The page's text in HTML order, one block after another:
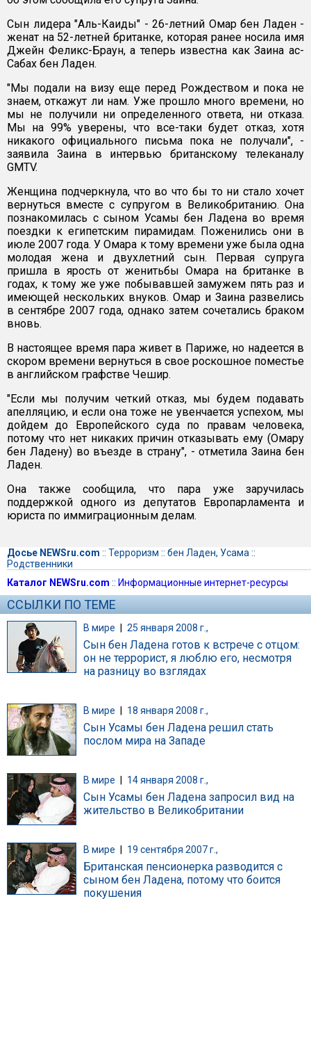
Сын лидера "Аль-Каиды" - 26-летний Омар бен Ладен -
женат на 52-летней британке, которая ранее носила имя
Джейн Феликс-Браун, а теперь известна как Заина ас-
Сабах бен Ладен.
"Мы подали на визу еще перед Рождеством и пока не
знаем, откажут ли нам. Уже прошло много времени, но
мы не получили ни определенного ответа, ни отказа.
Мы на 99% уверены, что все-таки будет отказ, хотя
никакого официального письма пока не получали", -
заявила Заина в интервью британскому телеканалу
GMTV.
Женщина подчеркнула, что во что бы то ни стало хочет
вернуться вместе с супругом в Великобританию. Она
познакомилась с сыном Усамы бен Ладена во время
поездки к египетским пирамидам. Поженились они в
июле 2007 года. У Омара к тому времени уже была одна
молодая жена и двухлетний сын. Первая супруга
пришла в ярость от женитьбы Омара на британке в
годах, к тому же уже побывавшей замужем пять раз и
имеющей нескольких внуков. Омар и Заина развелись
в сентябре 2007 года, однако затем сочетались браком
вновь.
В настоящее время пара живет в Париже, но надеется в
скором времени вернуться в свое роскошное поместье
в английском графстве Чешир.
"Если мы получим четкий отказ, мы будем подавать
апелляцию, и если она тоже не увенчается успехом, мы
дойдем до Европейского суда по правам человека,
потому что нет никаких причин отказывать ему (Омару
бен Ладену) во въезде в страну", - отметила Заина бен
Ладен.
Она также сообщила, что пара уже заручилась
поддержкой одного из депутатов Европарламента и
юриста по иммиграционным делам.
Досье NEWSru.com :: Терроризм :: бен Ладен, Усама ::
Родственники
Каталог NEWSru.com :: Информационные интернет-ресурсы
ССЫЛКИ ПО ТЕМЕ
В мире | 25 января 2008 г.,
Сын бен Ладена готов к встрече с отцом:
он не террорист, я люблю его, несмотря
на разницу во взглядах
В мире 18 января 2008 г.,
Сын Усамы бен Ладена решил стать
послом мира на Западе
В мире 14 января 2008 г.,
Сын Усамы бен Ладена запросил вид на
жительство в Великобритании
В мире 19 сентября 2007 г.,
Британская пенсионерка разводится с
сыном бен Ладена, потому что боится
покушения